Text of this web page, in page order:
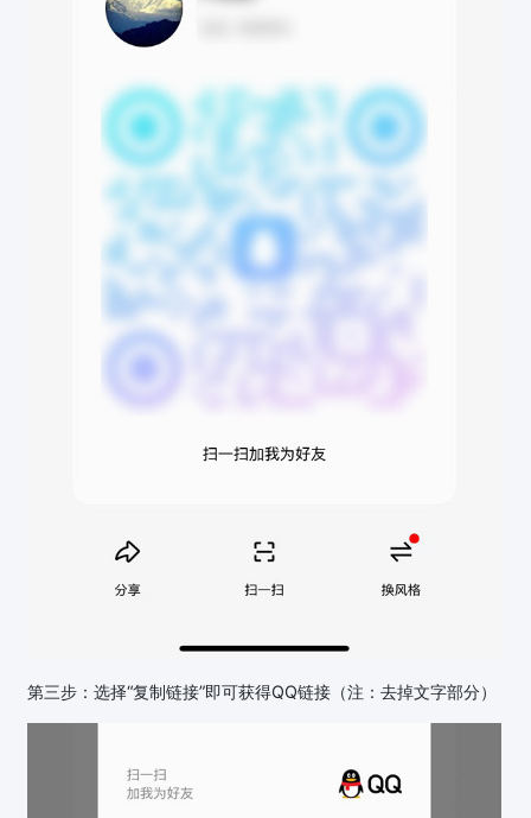
第三步：选择“复制链接”即可获得QQ链接（注：去掉文字部分）